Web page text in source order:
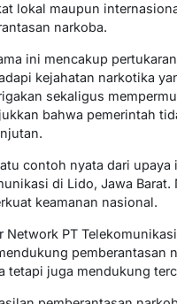
lokal maupun
narkoba.
ini mencakup
kejahatan narkotika
sekaligus
bahwa pemerintah
contoh nyata dari
di Lido, Jawa
keamanan nasional.
Network PT
pemberantasan
tetapi juga mendukung